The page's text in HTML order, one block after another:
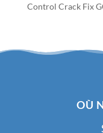
Control Crack Fix
OÙ